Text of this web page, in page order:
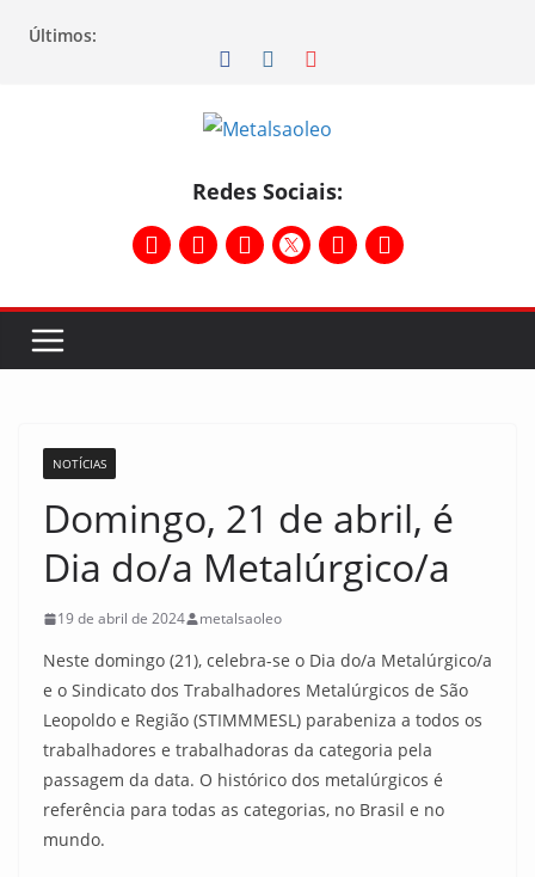
Últimos:
Redes Sociais:
NOTÍCIAS
Domingo, 21 de abril, é
Dia do/a Metalúrgico/a
19 de abril de 2024 metalsaoleo
Neste domingo (21), celebra-se o Dia do/a Metalúrgico/a
e o Sindicato dos Trabalhadores Metalúrgicos de São
Leopoldo e Região (STIMMMESL) parabeniza a todos os
trabalhadores e trabalhadoras da categoria pela
passagem da data. O histórico dos metalúrgicos é
referência para todas as categorias, no Brasil e no
mundo.